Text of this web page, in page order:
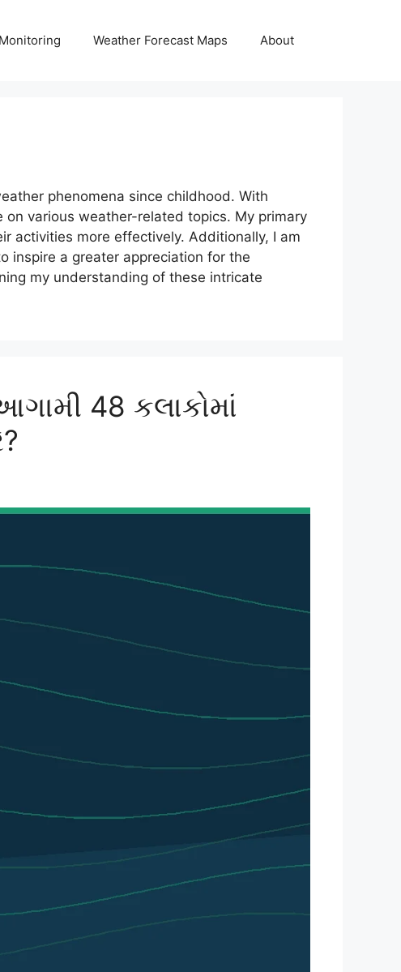
Weather Forecast Maps About
phenomena since childhood. With
various weather-related topics. My primary
activities more effectively. Additionally, I am
inspire a greater appreciation for the
my understanding of these intricate
48 કલાકોમાં